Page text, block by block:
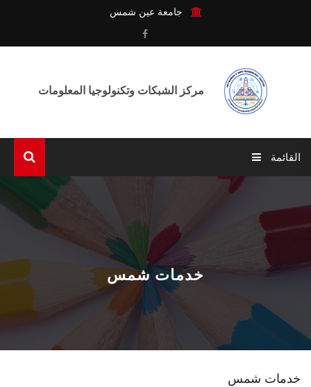
جامعة عين شمس
القائمة
الرئيسية
عن المركـز
الوحـدات
الخدمـات
اتصل بنـا
خدمات شمس
خدمات شمس